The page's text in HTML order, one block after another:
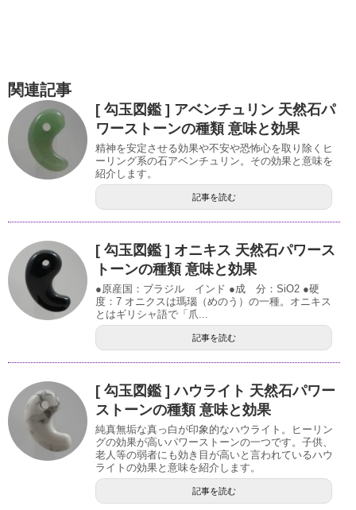
関連記事
[ 勾玉図鑑 ] アベンチュリン 天然石パ
ワーストーンの種類 意味と効果
精神を安定させる効果や不安や恐怖心を取り除くヒ
ーリング系の石アベンチュリン。その効果と意味を
紹介します。
記事を読む
[ 勾玉図鑑 ] オニキス 天然石パワース
トーンの種類 意味と効果
●原産国：ブラジル インド ●成 分：SiO2 ●硬
度：7 オニクスは瑪瑙（めのう）の一種。オニキス
とはギリシャ語で「爪...
記事を読む
[ 勾玉図鑑 ] ハウライト 天然石パワー
ストーンの種類 意味と効果
純真無垢な真っ白が印象的なハウライト。ヒーリン
グの効果が高いパワーストーンの一つです。子供、
老人等の弱者にも効き目が高いと言われているハウ
ライトの効果と意味を紹介します。
記事を読む